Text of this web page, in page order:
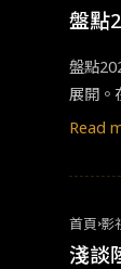
熱熱
盤點
盤點
展開。
以沒關
書中名
解是戲
明》報
Read
首頁 影
淺談